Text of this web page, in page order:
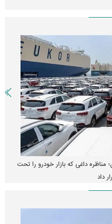
مناظره داغی که بازار خودرو را تحت
داد